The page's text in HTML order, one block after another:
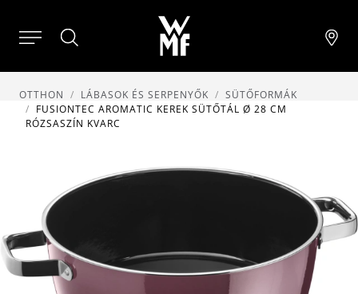
OTTHON LÁBASOK ÉS SERPENYŐK
SÜTŐFORMÁK
FUSIONTEC AROMATIC KEREK SÜTŐTÁL Ø 28 CM
RÓZSASZÍN KVARC